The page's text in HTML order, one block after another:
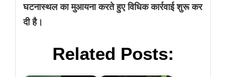
घटनास्थल का मुआयना करते हुए विधिक कार्रवाई शुरू कर
दी है।
Related Posts: